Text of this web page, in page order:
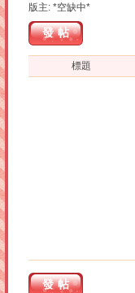
版主: *空缺中*
發帖
標題
發帖